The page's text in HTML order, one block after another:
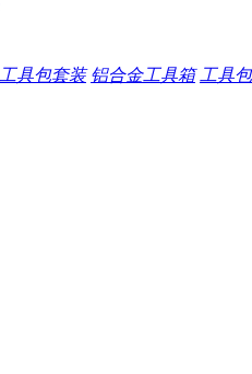
工具包套装 铝合金工具箱 工具包